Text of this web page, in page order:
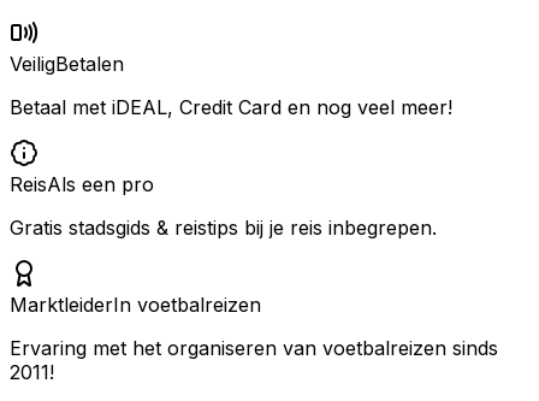
VeiligBetalen
Betaal met iDEAL, Credit Card en nog veel meer!
ReisAls een pro
Gratis stadsgids & reistips bij je reis inbegrepen.
MarktleiderIn voetbalreizen
Ervaring met het organiseren van voetbalreizen sinds
2011!